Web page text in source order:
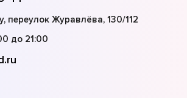
переулок Журавлёва, 130/112
до 21:00